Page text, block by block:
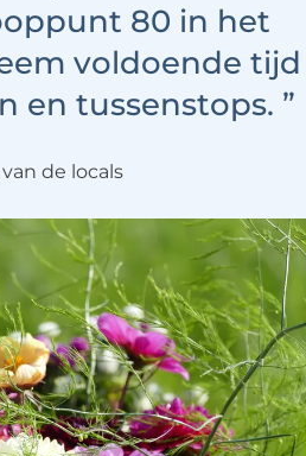
80 in het
voldoende tijd
en tussenstops. ”
de locals